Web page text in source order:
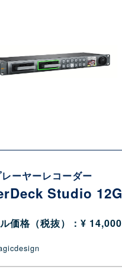
ーヤーレコーダー
Studio 12G
価格（税抜）：¥ 14,000